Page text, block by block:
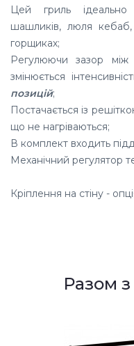
Цей гриль ідеально
шашликів, люля кебаб,
горщиках;
Регулюючи зазор
змінюється
позицій;
Постачається із
що не нагріваються;
В комплект входить
Механічний регулятор
Кріплення на стіну -
Разом